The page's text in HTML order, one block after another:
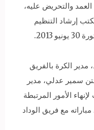
والتحريض عليه،
إرشاد التنظيم
مدير الكرة بالفريق
سمير عدلي، مدير
الأمور المرتبطة
مع فريق الوداد